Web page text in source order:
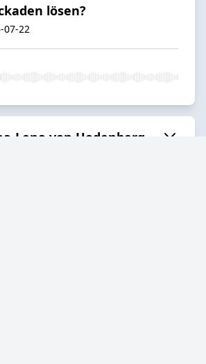
lösen?
07-22
Lena von Hodenberg